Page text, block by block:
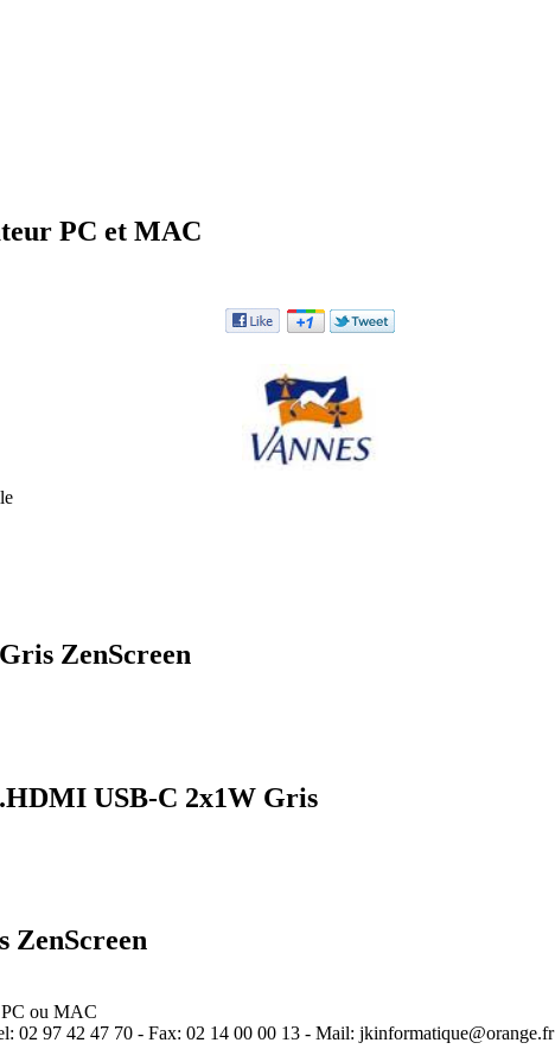
PC et MAC
ZenScreen
USB-C 2x1W Gris
ZenScreen
PC ou MAC
02 97 42 47 70 - Fax: 02 14 00 00 13 - Mail: jkinformatique@orange.fr